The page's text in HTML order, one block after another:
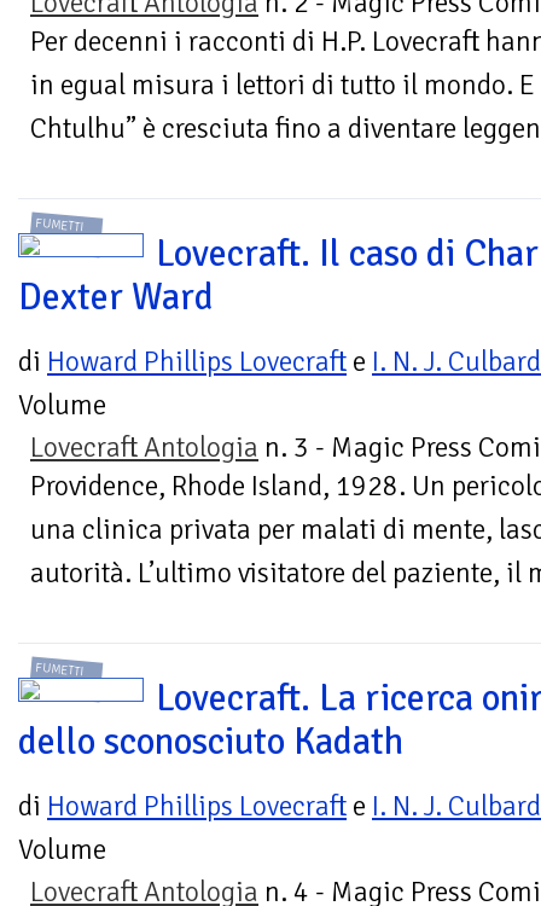
Per decenni i racconti di H.P. Lovecraft
in egual misura i lettori di tutto il mondo.
Chtulhu” è cresciuta fino a diventare
FUMETTI
Lovecraft. Il caso di
Dexter Ward
di Howard Phillips Lovecraft e I. N. J. Culbard
Volume
Lovecraft Antologia n. 3 - Magic Press
Providence, Rhode Island, 1928. Un
una clinica privata per malati di mente,
autorità. L’ultimo visitatore del paziente, il
FUMETTI
Lovecraft. La ricerca
dello sconosciuto Kadath
di Howard Phillips Lovecraft e I. N. J. Culbard
Volume
Lovecraft Antologia n. 4 - Magic Press